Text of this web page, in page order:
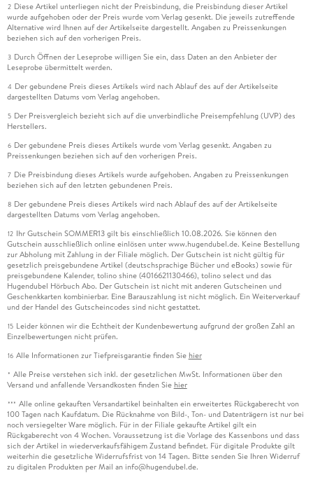
2 Diese Artikel unterliegen nicht der Preisbindung, die Preisbindung dieser Artikel
wurde aufgehoben oder der Preis wurde vom Verlag gesenkt. Die jeweils zutreffende
Alternative wird Ihnen auf der Artikelseite dargestellt. Angaben zu Preissenkungen
beziehen sich auf den vorherigen Preis.
3 Durch Öffnen der Leseprobe willigen Sie ein, dass Daten an den Anbieter der
Leseprobe übermittelt werden.
4 Der gebundene Preis dieses Artikels wird nach Ablauf des auf der Artikelseite
dargestellten Datums vom Verlag angehoben.
5 Der Preisvergleich bezieht sich auf die unverbindliche Preisempfehlung (UVP) des
Herstellers.
6 Der gebundene Preis dieses Artikels wurde vom Verlag gesenkt. Angaben zu
Preissenkungen beziehen sich auf den vorherigen Preis.
7 Die Preisbindung dieses Artikels wurde aufgehoben. Angaben zu Preissenkungen
beziehen sich auf den letzten gebundenen Preis.
8 Der gebundene Preis dieses Artikels wird nach Ablauf des auf der Artikelseite
dargestellten Datums vom Verlag angehoben.
12 Ihr Gutschein SOMMER13 gilt bis einschließlich 10.08.2026. Sie können den
Gutschein ausschließlich online einlösen unter www.hugendubel.de. Keine Bestellung
zur Abholung mit Zahlung in der Filiale möglich. Der Gutschein ist nicht gültig für
gesetzlich preisgebundene Artikel (deutschsprachige Bücher und eBooks) sowie für
preisgebundene Kalender, tolino shine (4016621130466), tolino select und das
Hugendubel Hörbuch Abo. Der Gutschein ist nicht mit anderen Gutscheinen und
Geschenkkarten kombinierbar. Eine Barauszahlung ist nicht möglich. Ein Weiterverkauf
und der Handel des Gutscheincodes sind nicht gestattet.
15 Leider können wir die Echtheit der Kundenbewertung aufgrund der großen Zahl an
Einzelbewertungen nicht prüfen.
16 Alle Informationen zur Tiefpreisgarantie finden Sie hier
* Alle Preise verstehen sich inkl. der gesetzlichen MwSt. Informationen über den
Versand und anfallende Versandkosten finden Sie hier
*** Alle online gekauften Versandartikel beinhalten ein erweitertes Rückgaberecht von
100 Tagen nach Kaufdatum. Die Rücknahme von Bild-, Ton- und Datenträgern ist nur bei
noch versiegelter Ware möglich. Für in der Filiale gekaufte Artikel gilt ein
Rückgaberecht von 4 Wochen. Voraussetzung ist die Vorlage des Kassenbons und dass
sich der Artikel in wiederverkaufsfähigem Zustand befindet. Für digitale Produkte gilt
weiterhin die gesetzliche Widerrufsfrist von 14 Tagen. Bitte senden Sie Ihren Widerruf
zu digitalen Produkten per Mail an info@hugendubel.de.